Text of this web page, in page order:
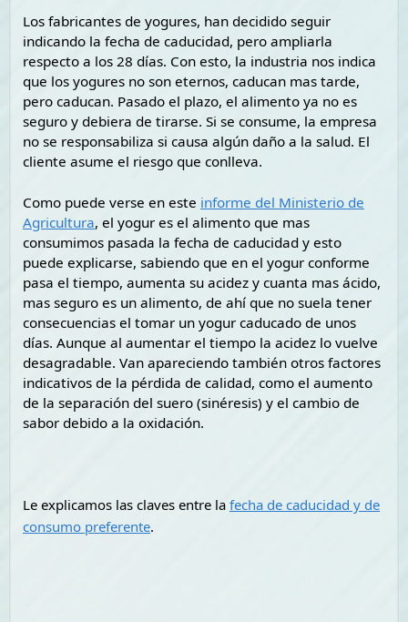
Los fabricantes de yogures, han decidido seguir
indicando la fecha de caducidad, pero ampliarla
respecto a los 28 días. Con esto, la industria nos indica
que los yogures no son eternos, caducan mas tarde,
pero caducan. Pasado el plazo, el alimento ya no es
seguro y debiera de tirarse. Si se consume, la empresa
no se responsabiliza si causa algún daño a la salud. El
cliente asume el riesgo que conlleva.
Como puede verse en este informe del Ministerio de
Agricultura, el yogur es el alimento que mas
consumimos pasada la fecha de caducidad y esto
puede explicarse, sabiendo que en el yogur conforme
pasa el tiempo, aumenta su acidez y cuanta mas ácido,
mas seguro es un alimento, de ahí que no suela tener
consecuencias el tomar un yogur caducado de unos
días. Aunque al aumentar el tiempo la acidez lo vuelve
desagradable. Van apareciendo también otros factores
indicativos de la pérdida de calidad, como el aumento
de la separación del suero (sinéresis) y el cambio de
sabor debido a la oxidación.
Le explicamos las claves entre la fecha de caducidad y de
consumo preferente.